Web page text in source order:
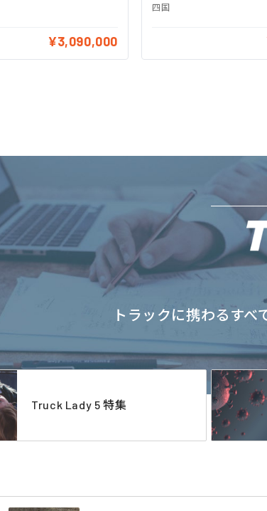
¥3,090,000
四国
トラックに携わるすべ
Truck Lady 5 特集